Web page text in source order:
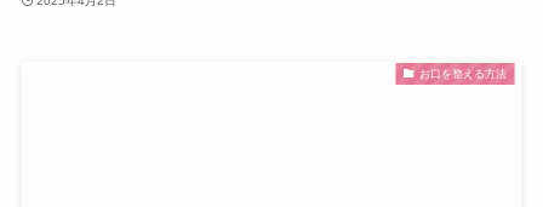
お口を整える方法